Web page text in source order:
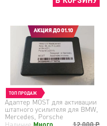
АКЦИЯ ДО 01.10
ТОП ПРОДАЖ
Адаптер MOST для активации
штатного усилителя для BMW,
Mercedes, Porsche
12 000Р
Наличие Много